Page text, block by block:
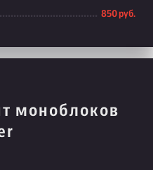
850 руб.
моноблоков